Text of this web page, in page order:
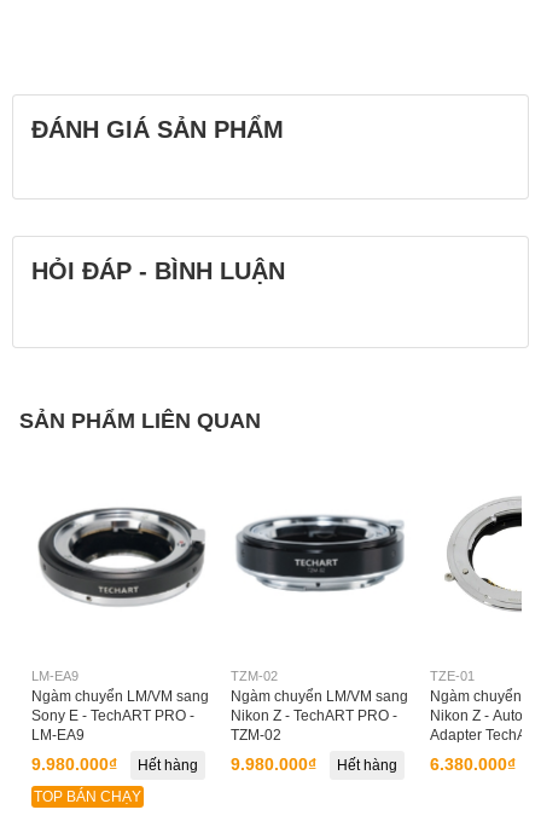
ĐÁNH GIÁ SẢN PHẨM
HỎI ĐÁP - BÌNH LUẬN
SẢN PHẨM LIÊN QUAN
LM-EA9
Ngàm chuyển LM/VM sang
Sony E - TechART PRO -
LM-EA9
9.980.000₫
Hết hàng
TOP BÁN CHẠY
TZM-02
Ngàm chuyển LM/VM sang
Nikon Z - TechART PRO -
TZM-02
9.980.000₫ Hết hàng
TZE-01
Ngàm chuyển
Nikon Z -
Adapter
TZE-01
6.380.000₫